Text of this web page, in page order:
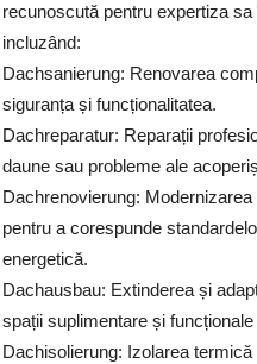
recunoscută pentru expertiza
incluzând:
Dachsanierung: Renovarea
siguranța și funcționalitatea.
Dachreparatur: Reparații
daune sau probleme ale
Dachrenovierung:
pentru a corespunde
energetică.
Dachausbau: Extinderea și
spații suplimentare și
Dachisolierung: Izolarea